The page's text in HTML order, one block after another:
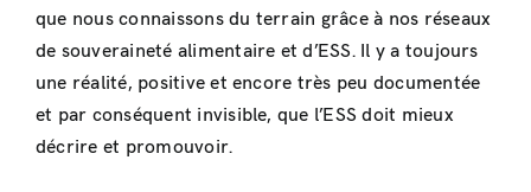
que nous connaissons du terrain grâce à nos réseaux
de souveraineté alimentaire et d’ESS. Il y a toujours
une réalité, positive et encore très peu documentée
et par conséquent invisible, que l’ESS doit mieux
décrire et promouvoir.